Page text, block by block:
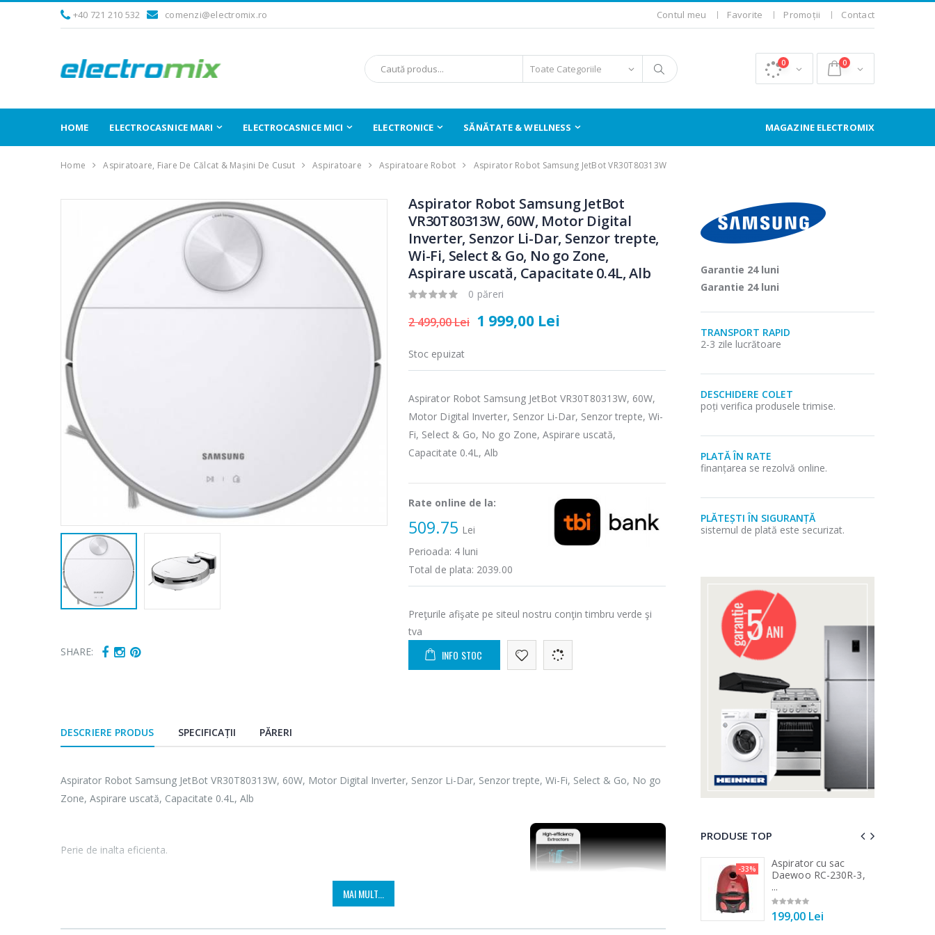
+40 721 210 532 comenzi@electromix.ro Contul meu Favorite Promoții Contact
0 0
HOME ELECTROCASNICE MARI ELECTROCASNICE MICI ELECTRONICE SĂNĂTATE & WELLNESS MAGAZINE ELECTROMIX
Home Aspiratoare, Fiare De Călcat & Mașini De Cusut Aspiratoare Aspiratoare Robot Aspirator Robot Samsung JetBot VR30T80313W
SHARE:
Aspirator Robot Samsung JetBot
VR30T80313W, 60W, Motor Digital
Inverter, Senzor Li-Dar, Senzor trepte,
Wi-Fi, Select & Go, No go Zone,
Aspirare uscată, Capacitate 0.4L, Alb
0 păreri
2 499,00 Lei 1 999,00 Lei
Stoc epuizat
Aspirator Robot Samsung JetBot VR30T80313W, 60W,
Motor Digital Inverter, Senzor Li-Dar, Senzor trepte, Wi-
Fi, Select & Go, No go Zone, Aspirare uscată,
Capacitate 0.4L, Alb
Rate online de la:
509.75 Lei
Perioada: 4luni
Total de plata: 2039.00
Preţurile afişate pe siteul nostru conţin timbru verde şi
tva
INFO STOC
DESCRIERE PRODUS SPECIFICAȚII PĂRERI
Aspirator Robot Samsung JetBot VR30T80313W, 60W, Motor Digital Inverter, Senzor Li-Dar, Senzor trepte, Wi-Fi, Select & Go, No go
Zone, Aspirare uscată, Capacitate 0.4L, Alb
Perie de inalta eficienta.
MAI MULT...
Garantie 24 luni
Garantie 24 luni
TRANSPORT RAPID
2-3 zile lucrătoare
DESCHIDERE COLET
poți verifica produsele trimise.
PLATĂ ÎN RATE
finanțarea se rezolvă online.
PLĂTEȘTI ÎN SIGURANȚĂ
sistemul de plată este securizat.
PRODUSE TOP
-21%
Masina de tocat carne
-33%
Aspirator cu sac
Daewoo RC-230R-3,
...
199,00 Lei